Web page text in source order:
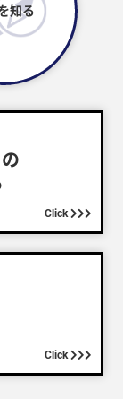
知る
Click
Click